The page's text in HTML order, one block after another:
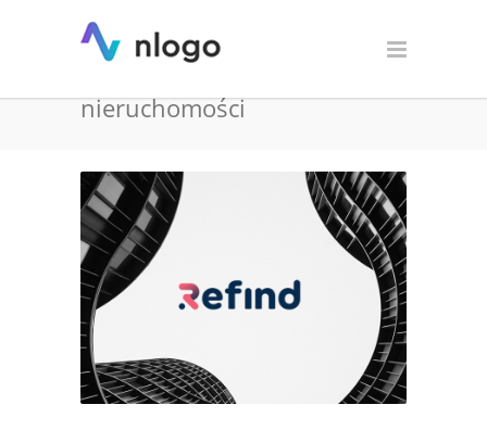
Projekt logo dla Refind –
nieruchomości